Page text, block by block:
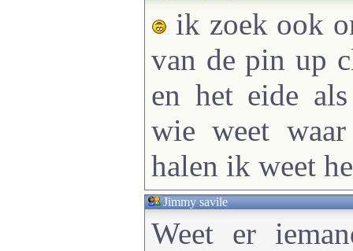
ik zoek ook
van de pin up
en het eide
wie weet
halen ik weet
Jimmy savile
Weet er